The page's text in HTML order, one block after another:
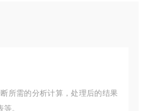
所需的分析计算，处理后的结果
。